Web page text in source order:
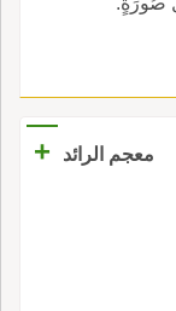
معجم الرائد +